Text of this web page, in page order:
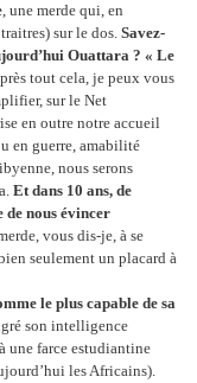
, une merde qui, en
sur le dos. Savez-
Ouattara ? « Le
tout cela, je peux vous
sur le Net
en outre notre accueil
en guerre, amabilité
nous serons
Et dans 10 ans, de
de nous évincer
vous dis-je, à se
seulement un placard à
le plus capable de sa
son intelligence
une farce estudiantine
les Africains).